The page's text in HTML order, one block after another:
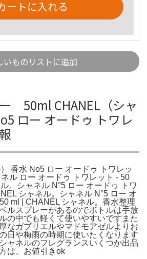
ートに入れる
いものリストに追加
50ml CHANEL（シャ
ロー オードゥ トワレ
香水 No5 ロー オードゥ トワレッ
ル ロー オードゥ トワレット - 50
。シャネル N°5 ロー オードゥ トワ
シャネル。シャネル N°5 ロー オ
ml | CHANEL シャネル。香水整理
ルスプレーがあるのでボトルは手放
の中でも軽くて使いやすいですまた
なガブリエルやマドモアゼルよりお
日や梅雨の時期に使いたくなります
ャネルのフレグランスいくつか出品
は、お値引きok